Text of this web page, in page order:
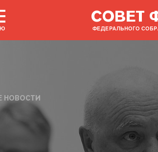
СОВЕТ
ФЕДЕРАЛЬНОГО
НОВОСТИ